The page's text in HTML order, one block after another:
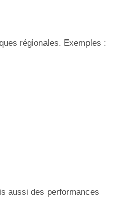
régionales. Exemples :
aussi des performances